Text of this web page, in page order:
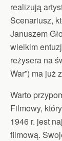
realizują
Scenariusz,
Januszem
wielkim
reżysera na
War”) ma już
Warto
Filmowy,
1946 r. jest
filmową.